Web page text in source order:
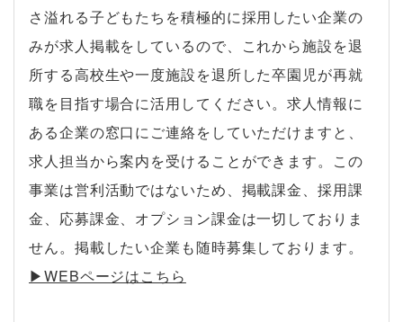
さ溢れる子どもたちを積極的に採用したい企業の
みが求人掲載をしているので、これから施設を退
所する高校生や一度施設を退所した卒園児が再就
職を目指す場合に活用してください。求人情報に
ある企業の窓口にご連絡をしていただけますと、
求人担当から案内を受けることができます。この
事業は営利活動ではないため、掲載課金、採用課
金、応募課金、オプション課金は一切しておりま
せん。掲載したい企業も随時募集しております。
▶︎WEBページはこちら